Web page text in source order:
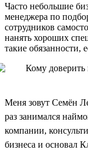
Часто небольшие
менеджера по
сотрудников
нанять хороших
такие обязанности,
Меня зовут Семён
раз занимался
компании,
бизнеса и основал